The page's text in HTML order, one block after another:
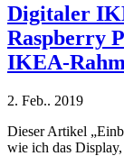
Digitaler
Raspberry
IKEA-
2. Feb.. 2019
Dieser Artikel
wie ich das